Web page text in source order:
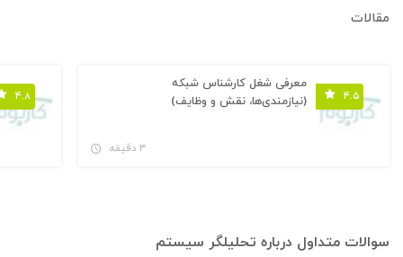
مقالات
۴.۵
معرفی شغل کارشناس شبکه
(نیازمندی‌ها، نقش و وظایف)
۳ دقیقه
۴.۸
سوالات متداول درباره‌ تحلیلگر سیستم